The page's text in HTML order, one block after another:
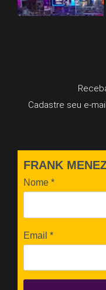
Cadastre seu e-
FRANK
Nome *
Email *